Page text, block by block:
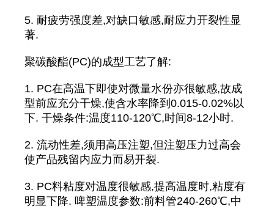
5. 耐疲劳强度差,对缺口敏感,耐应力开裂性显
著.
聚碳酸酯(PC)的成型工艺了解:
1. PC在高温下即使对微量水份亦很敏感,故成
型前应充分干燥,使含水率降到0.015-0.02%以
下. 干燥条件:温度110-120℃,时间8-12小时.
2. 流动性差,须用高压注塑,但注塑压力过高会
使产品残留内应力而易开裂.
3. PC料粘度对温度很敏感,提高温度时,粘度有
明显下降. 啤塑温度参数:前料管240-260℃,中